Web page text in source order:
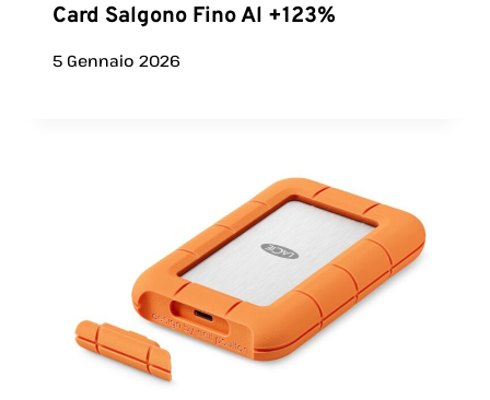
Card Salgono Fino Al +123%
5 Gennaio 2026